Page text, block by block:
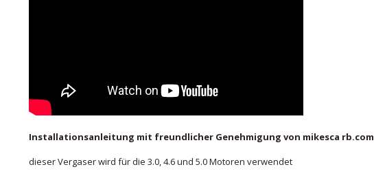
Installationsanleitung mit freundlicher Genehmigung von mikesca rb.com
dieser Vergaser wird für die 3.0, 4.6 und 5.0 Motoren verwendet